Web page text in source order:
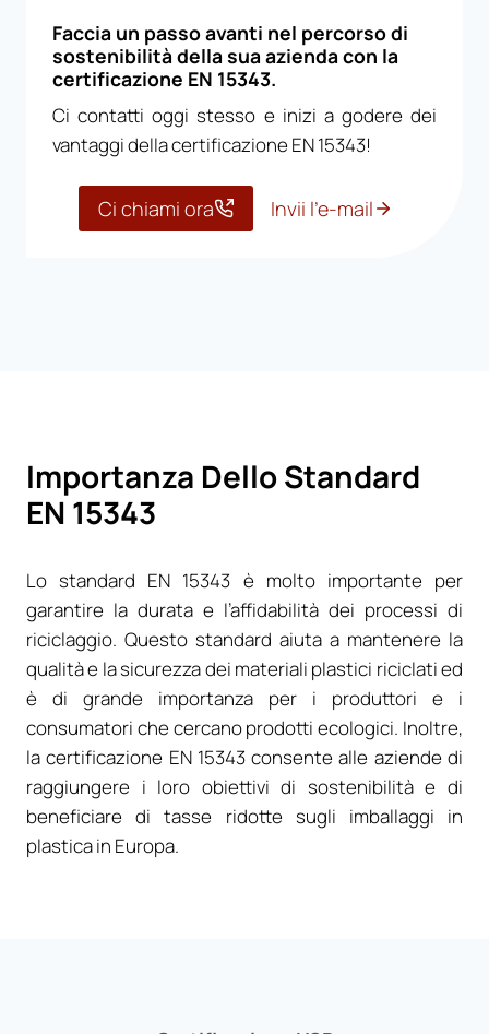
Faccia un passo avanti nel percorso di
sostenibilità della sua azienda con la
certificazione EN 15343.
Ci contatti oggi stesso e inizi a godere dei
vantaggi della certificazione EN 15343!
Ci chiami ora Invii l’e-mail
Importanza Dello Standard
EN 15343
Lo standard EN 15343 è molto importante per
garantire la durata e l’affidabilità dei processi di
riciclaggio. Questo standard aiuta a mantenere la
qualità e la sicurezza dei materiali plastici riciclati ed
è di grande importanza per i produttori e i
consumatori che cercano prodotti ecologici. Inoltre,
la certificazione EN 15343 consente alle aziende di
raggiungere i loro obiettivi di sostenibilità e di
beneficiare di tasse ridotte sugli imballaggi in
plastica in Europa.